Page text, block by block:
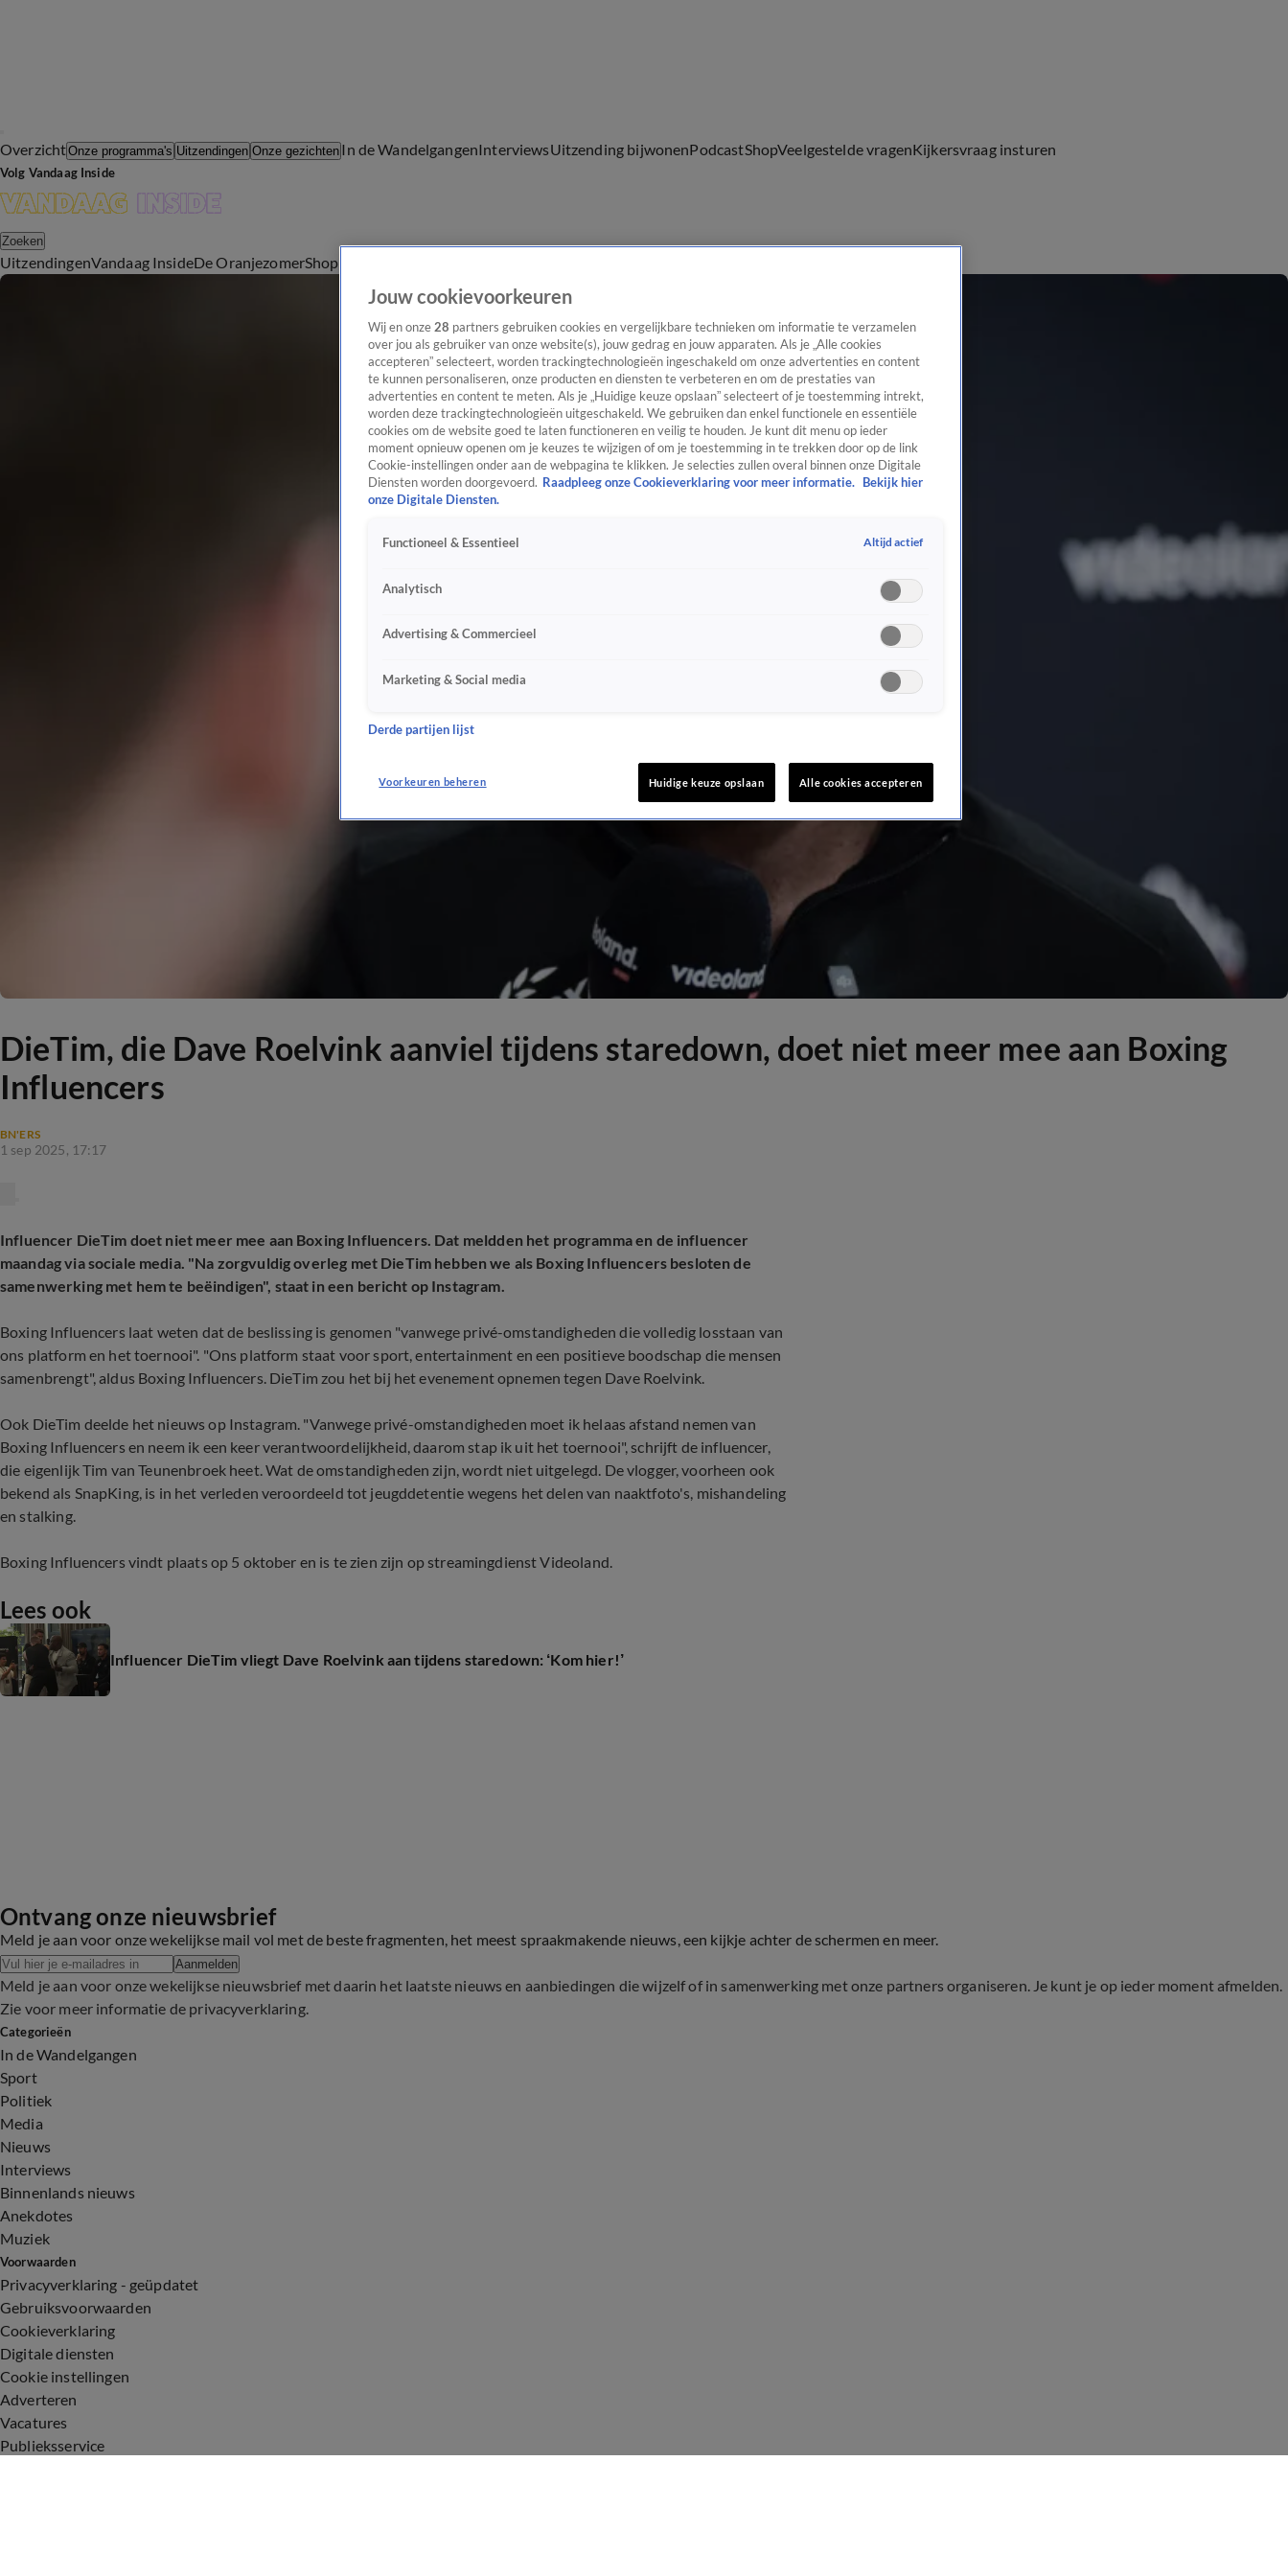
OverzichtOnze programma's Uitzendingen Onze gezichten In de WandelgangenInterviewsUitzending bijwonenPodcastShopVeelgestelde vragenKijkersvraag insturen
Volg Vandaag Inside
Zoeken
UitzendingenVandaag InsideDe OranjezomerShop
DieTim, die Dave Roelvink aanviel tijdens staredown, doet niet meer mee aan Boxing
Influencers
BN'ERS
1 sep 2025, 17:17
Influencer DieTim doet niet meer mee aan Boxing Influencers. Dat meldden het programma en de influencer
maandag via sociale media. "Na zorgvuldig overleg met DieTim hebben we als Boxing Influencers besloten de
samenwerking met hem te beëindigen", staat in een bericht op Instagram.
Boxing Influencers laat weten dat de beslissing is genomen "vanwege privé-omstandigheden die volledig losstaan van
ons platform en het toernooi". "Ons platform staat voor sport, entertainment en een positieve boodschap die mensen
samenbrengt", aldus Boxing Influencers. DieTim zou het bij het evenement opnemen tegen Dave Roelvink.
Ook DieTim deelde het nieuws op Instagram. "Vanwege privé-omstandigheden moet ik helaas afstand nemen van
Boxing Influencers en neem ik een keer verantwoordelijkheid, daarom stap ik uit het toernooi", schrijft de influencer,
die eigenlijk Tim van Teunenbroek heet. Wat de omstandigheden zijn, wordt niet uitgelegd. De vlogger, voorheen ook
bekend als SnapKing, is in het verleden veroordeeld tot jeugddetentie wegens het delen van naaktfoto's, mishandeling
en stalking.
Boxing Influencers vindt plaats op 5 oktober en is te zien zijn op streamingdienst Videoland.
Lees ook
Influencer DieTim vliegt Dave Roelvink aan tijdens staredown: ‘Kom hier!’
Ontvang onze nieuwsbrief
Meld je aan voor onze wekelijkse mail vol met de beste fragmenten, het meest spraakmakende nieuws, een kijkje achter de schermen en meer.
Aanmelden
Meld je aan voor onze wekelijkse nieuwsbrief met daarin het laatste nieuws en aanbiedingen die wijzelf of in samenwerking met onze partners organiseren. Je kunt je op ieder moment afmelden.
Zie voor meer informatie de privacyverklaring.
Categorieën
In de Wandelgangen
Sport
Politiek
Media
Nieuws
Interviews
Binnenlands nieuws
Anekdotes
Muziek
Voorwaarden
Privacyverklaring - geüpdatet
Gebruiksvoorwaarden
Cookieverklaring
Digitale diensten
Cookie instellingen
Adverteren
Vacatures
Publieksservice
Jouw cookievoorkeuren
Wij en onze 28 partners gebruiken cookies en vergelijkbare technieken om informatie te verzamelen
over jou als gebruiker van onze website(s), jouw gedrag en jouw apparaten. Als je „Alle cookies
accepteren” selecteert, worden trackingtechnologieën ingeschakeld om onze advertenties en content
te kunnen personaliseren, onze producten en diensten te verbeteren en om de prestaties van
advertenties en content te meten. Als je „Huidige keuze opslaan” selecteert of je toestemming intrekt,
worden deze trackingtechnologieën uitgeschakeld. We gebruiken dan enkel functionele en essentiële
cookies om de website goed te laten functioneren en veilig te houden. Je kunt dit menu op ieder
moment opnieuw openen om je keuzes te wijzigen of om je toestemming in te trekken door op de link
Cookie-instellingen onder aan de webpagina te klikken. Je selecties zullen overal binnen onze Digitale
Diensten worden doorgevoerd. Raadpleeg onze Cookieverklaring voor meer informatie.
Bekijk hier
onze Digitale Diensten.
Functioneel & Essentieel Altijd actief
Analytisch
Advertising & Commercieel
Marketing & Social media
Derde partijen lijst
Voorkeuren beheren Huidige keuze opslaan Alle cookies accepteren